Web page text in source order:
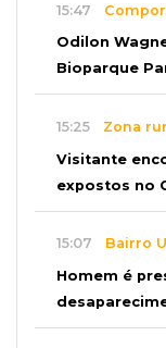
15:47
Odilon
Bioparque
15:25 Zona
Visitante
expostos no
15:07 Bairro
Homem é